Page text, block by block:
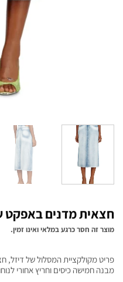
חצאית מדנים באפקט
מוצר זה חסר כרגע במלאי ואינו זמין.
פריט מקולקציית המסלול של דיזל,
מבנה חמישה כיסים וחריץ אחורי